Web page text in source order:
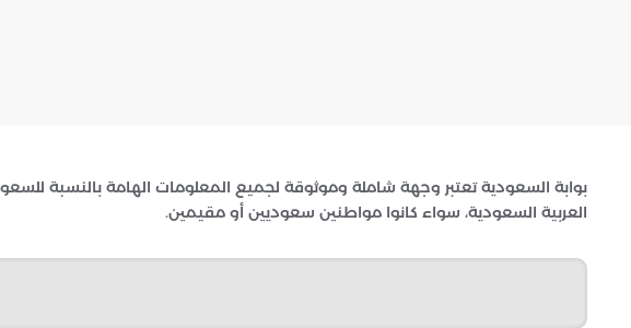
بوابة السعودية تعتبر وجهة شاملة وموثوقة لجميع المعلومات الهامة بالنسبة
العربية السعودية، سواء كانوا مواطنين سعوديين أو مقيمين.